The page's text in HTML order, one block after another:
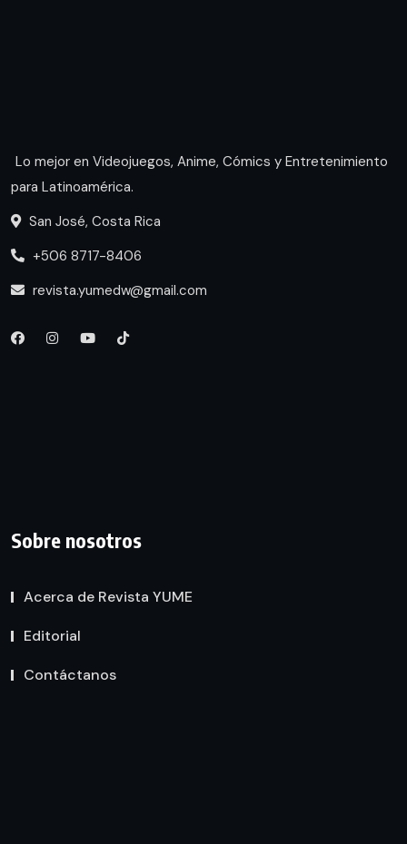
Lo mejor en Videojuegos, Anime, Cómics y Entretenimiento
para Latinoamérica.
San José, Costa Rica
+506 8717-8406
revista.yumedw@gmail.com
Sobre nosotros
Acerca de Revista YUME
Editorial
Contáctanos